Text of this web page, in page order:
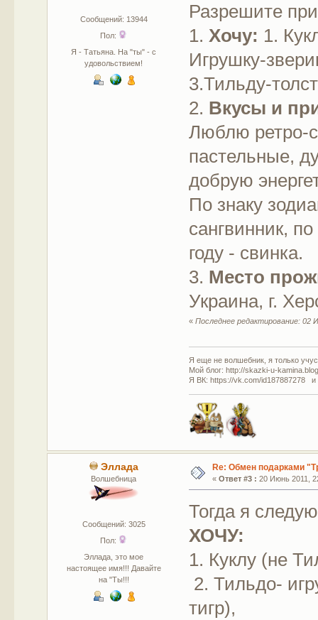
Сообщений: 13944
Пол:
Я - Татьяна. На "ты" - с
удовольствием!
Разрешите
1.Хочу: 1.
Игрушку-
3.Тильду-
2. Вкусы и
Люблю ретро-
пастельные,
добрую
По знаку
сангвинник,
году - свинка.
3. Место
Украина, г.
«Последнее редактирование: 02
Я еще не волшебник, я только
Мой блог: http://skazki-u-
Я ВК: https://vk.com/id187887278 и
Эллада
Волшебница
Сообщений: 3025
Пол:
Эллада, это мое
настоящее имя!!! Давайте
на "Ты!!!
Re: Обмен подарками
« Ответ #3 : 20 Июнь 2011,
Тогда я
ХОЧУ:
1. Куклу (не
2. Тильдо-
тигр),